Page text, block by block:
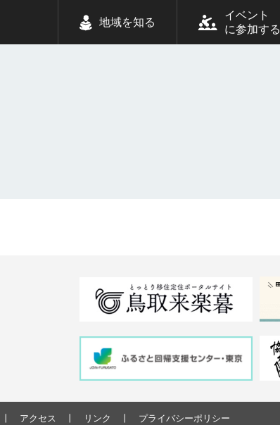
地域を知る
イベント
に参加する
アクセス リンク プライバシーポリシー